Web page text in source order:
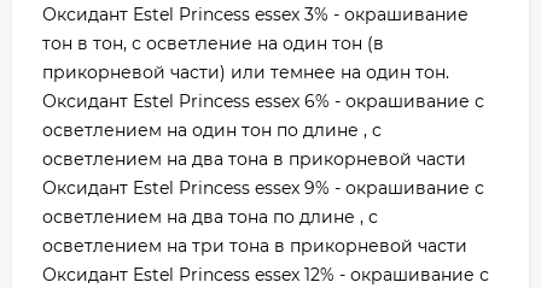
Оксидант Estel Princess essex 3% - окрашивание
тон в тон, с осветление на один тон (в
прикорневой части) или темнее на один тон.
Оксидант Estel Princess essex 6% - окрашивание с
осветлением на один тон по длине , с
осветлением на два тона в прикорневой части
Оксидант Estel Princess essex 9% - окрашивание с
осветлением на два тона по длине , с
осветлением на три тона в прикорневой части
Оксидант Estel Princess essex 12% - окрашивание с